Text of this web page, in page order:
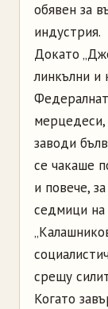
обявен за
индустрия.
Докато
линкълни и
мерцедеси,
заводи
се чакаше
и повече,
седмици
срещу
Когато